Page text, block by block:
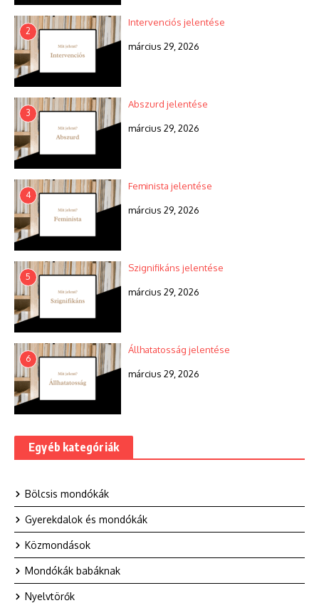
2
Intervenciós jelentése
március 29, 2026
3
Abszurd jelentése
március 29, 2026
4
Feminista jelentése
március 29, 2026
5
Szignifikáns jelentése
március 29, 2026
6
Állhatatosság jelentése
március 29, 2026
Egyéb kategóriák
Bölcsis mondókák
Gyerekdalok és mondókák
Közmondások
Mondókák babáknak
Nyelvtörők